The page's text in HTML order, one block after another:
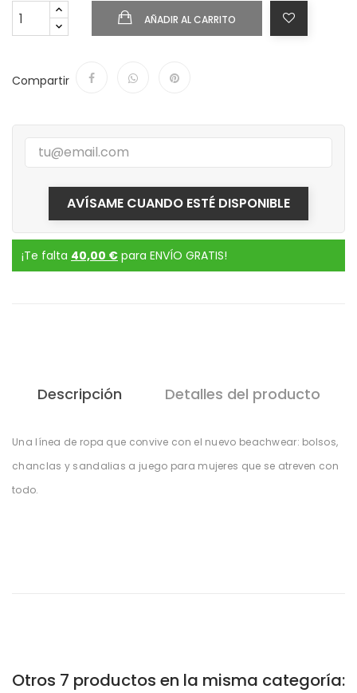
AÑADIR AL CARRITO
Compartir
AVÍSAME CUANDO ESTÉ DISPONIBLE
¡Te falta 40,00 € para ENVÍO GRATIS!
Descripción Detalles del producto
Una línea de ropa que convive con el nuevo beachwear: bolsos,
chanclas y sandalias a juego para mujeres que se atreven con
todo.
Otros 7 productos en la misma categoría: